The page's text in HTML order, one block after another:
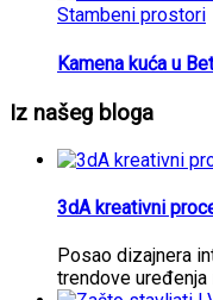
Stambeni prostori
Kamena kuća u
Iz našeg bloga
3dA kreativni
Posao dizajnera
trendove uređenja